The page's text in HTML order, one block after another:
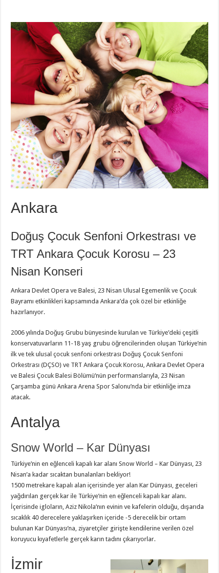
Ankara
Doğuş Çocuk Senfoni Orkestrası ve
TRT Ankara Çocuk Korosu – 23
Nisan Konseri
Ankara Devlet Opera ve Balesi, 23 Nisan Ulusal Egemenlik ve Çocuk
Bayramı etkinlikleri kapsamında Ankara’da çok özel bir etkinliğe
hazırlanıyor.
2006 yılında Doğuş Grubu bünyesinde kurulan ve Türkiye’deki çeşitli
konservatuvarların 11-18 yaş grubu öğrencilerinden oluşan Türkiye’nin
ilk ve tek ulusal çocuk senfoni orkestrası Doğuş Çocuk Senfoni
Orkestrası (DÇSO) ve TRT Ankara Çocuk Korosu, Ankara Devlet Opera
ve Balesi Çocuk Balesi Bölümü’nün performanslarıyla, 23 Nisan
Çarşamba günü Ankara Arena Spor Salonu’nda bir etkinliğe imza
atacak.
Antalya
Snow World – Kar Dünyası
Türkiye’nin en eğlenceli kapalı kar alanı Snow World – Kar Dünyası, 23
Nisan’a kadar sıcaktan bunalanları bekliyor!
1500 metrekare kapalı alan içerisinde yer alan Kar Dünyası, geceleri
yağdırılan gerçek kar ile Türkiye’nin en eğlenceli kapalı kar alanı.
İçerisinde igloların, Aziz Nikola’nın evinin ve kafelerin olduğu, dışarıda
sıcaklık 40 derecelere yaklaşırken içeride -5 derecelik bir ortam
bulunan Kar Dünyası’na, ziyaretçiler girişte kendilerine verilen özel
koruyucu kıyafetlerle gerçek karın tadını çıkarıyorlar.
İzmir